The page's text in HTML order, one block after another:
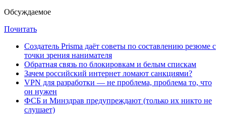
Обсуждаемое
Почитать
Создатель Prisma даёт советы по составлению резюме с
точки зрения нанимателя
Обратная связь по блокировкам и белым спискам
Зачем российский интернет ломают санкциями?
VPN для разработки — не проблема, проблема то, что
он нужен
ФСБ и Минздрав предупреждают (только их никто не
слушает)